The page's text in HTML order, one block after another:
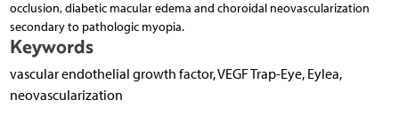
occlusion, diabetic macular edema and choroidal neovascularization
secondary to pathologic myopia.
Keywords
vascular endothelial growth factor, VEGF Trap-Eye, Eylea,
neovascularization